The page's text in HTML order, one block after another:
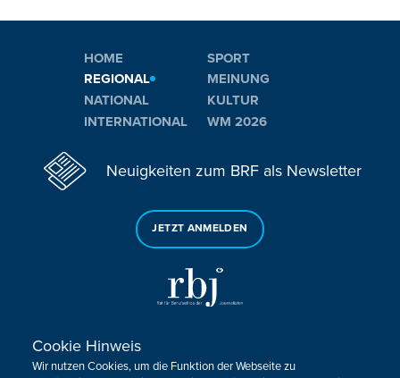
HOME
REGIONAL
NATIONAL
INTERNATIONAL
SPORT
MEINUNG
KULTUR
WM 2026
Neuigkeiten zum BRF als Newsletter
JETZT ANMELDEN
Sie haben noch Fragen oder Anmerkungen?
Cookie Hinweis
Wir nutzen Cookies, um die Funktion der Webseite zu